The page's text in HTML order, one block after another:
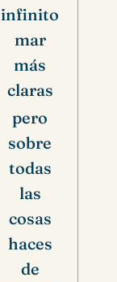
infinito
mar
más
claras
pero
sobre
todas
las
cosas
haces
de